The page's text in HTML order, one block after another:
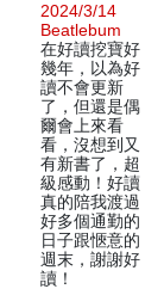
2024/3/14
Beatlebum
在好讀挖寶好
幾年，以為好
讀不會更新
了，但還是偶
爾會上來看
看，沒想到又
有新書了，超
級感動！好讀
真的陪我渡過
好多個通勤的
日子跟愜意的
週末，謝謝好
讀！